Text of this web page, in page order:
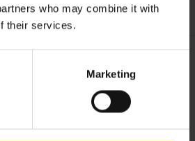
who may combine it with
their services.
Marketing